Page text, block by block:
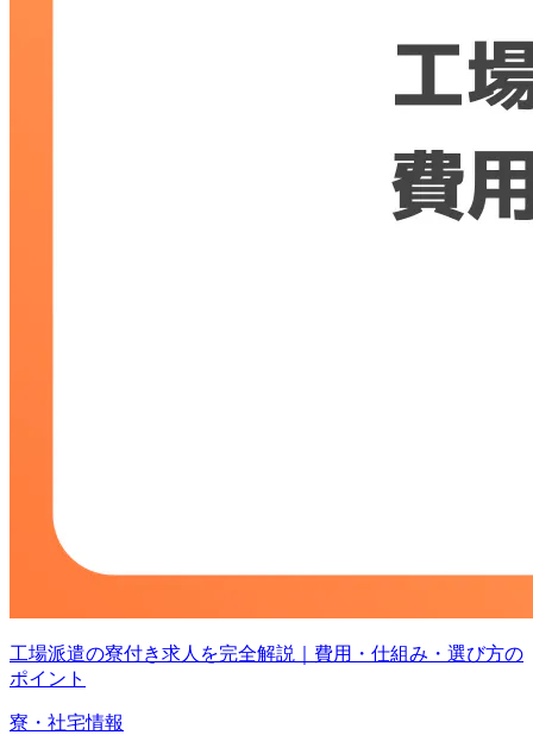
工場派遣の寮付き求人を完全解説｜費用・仕組み・選び方の
ポイント
寮・社宅情報